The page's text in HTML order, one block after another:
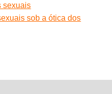
sexuais
sob a ótica dos